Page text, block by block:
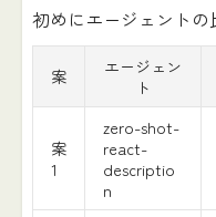
初めにエージェントの
案
エージェン
ト
案
1
zero-shot-
react-
descriptio
n